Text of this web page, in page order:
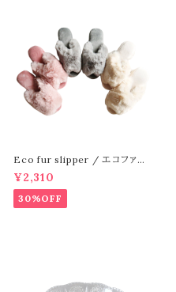
Eco fur slipper / エコファー
スリッパ
¥2,310
30%OFF